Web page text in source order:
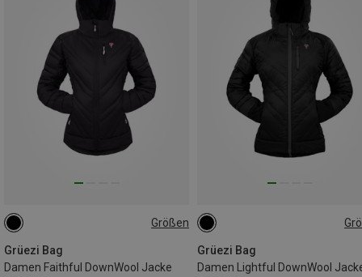
Größen
Grüezi Bag
Damen Faithful DownWool Jacke
XS
Grüezi Bag
Damen Lightful DownWool
XS